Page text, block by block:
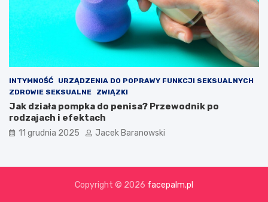
INTYMNOŚĆ
URZĄDZENIA DO POPRAWY FUNKCJI SEKSUALNYCH
ZDROWIE SEKSUALNE
ZWIĄZKI
Jak działa pompka do penisa? Przewodnik po
rodzajach i efektach
11 grudnia 2025 Jacek Baranowski
Copyright © 2026 facepalm.pl